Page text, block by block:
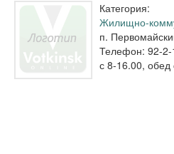
Категория:
Жилищно-
п.
Телефон: 92-2-
с 8-16.00, обед